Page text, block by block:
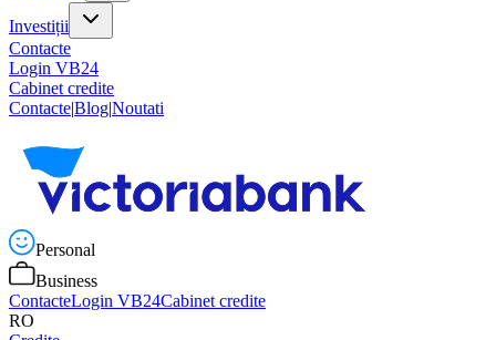
Investiții
Contacte
Login VB24
Cabinet credite
Contacte|Blog|Noutati
Personal
Business
ContacteLogin VB24Cabinet credite
RO